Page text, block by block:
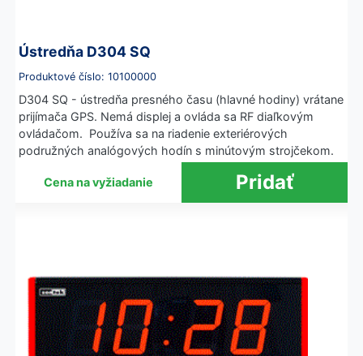
Ústredňa D304 SQ
Produktové číslo: 10100000
D304 SQ - ústredňa presného času (hlavné hodiny) vrátane
prijímača GPS. Nemá displej a ovláda sa RF diaľkovým
ovládačom. Používa sa na riadenie exteriérových
podružných analógových hodín s minútovým strojčekom.
Cena na vyžiadanie